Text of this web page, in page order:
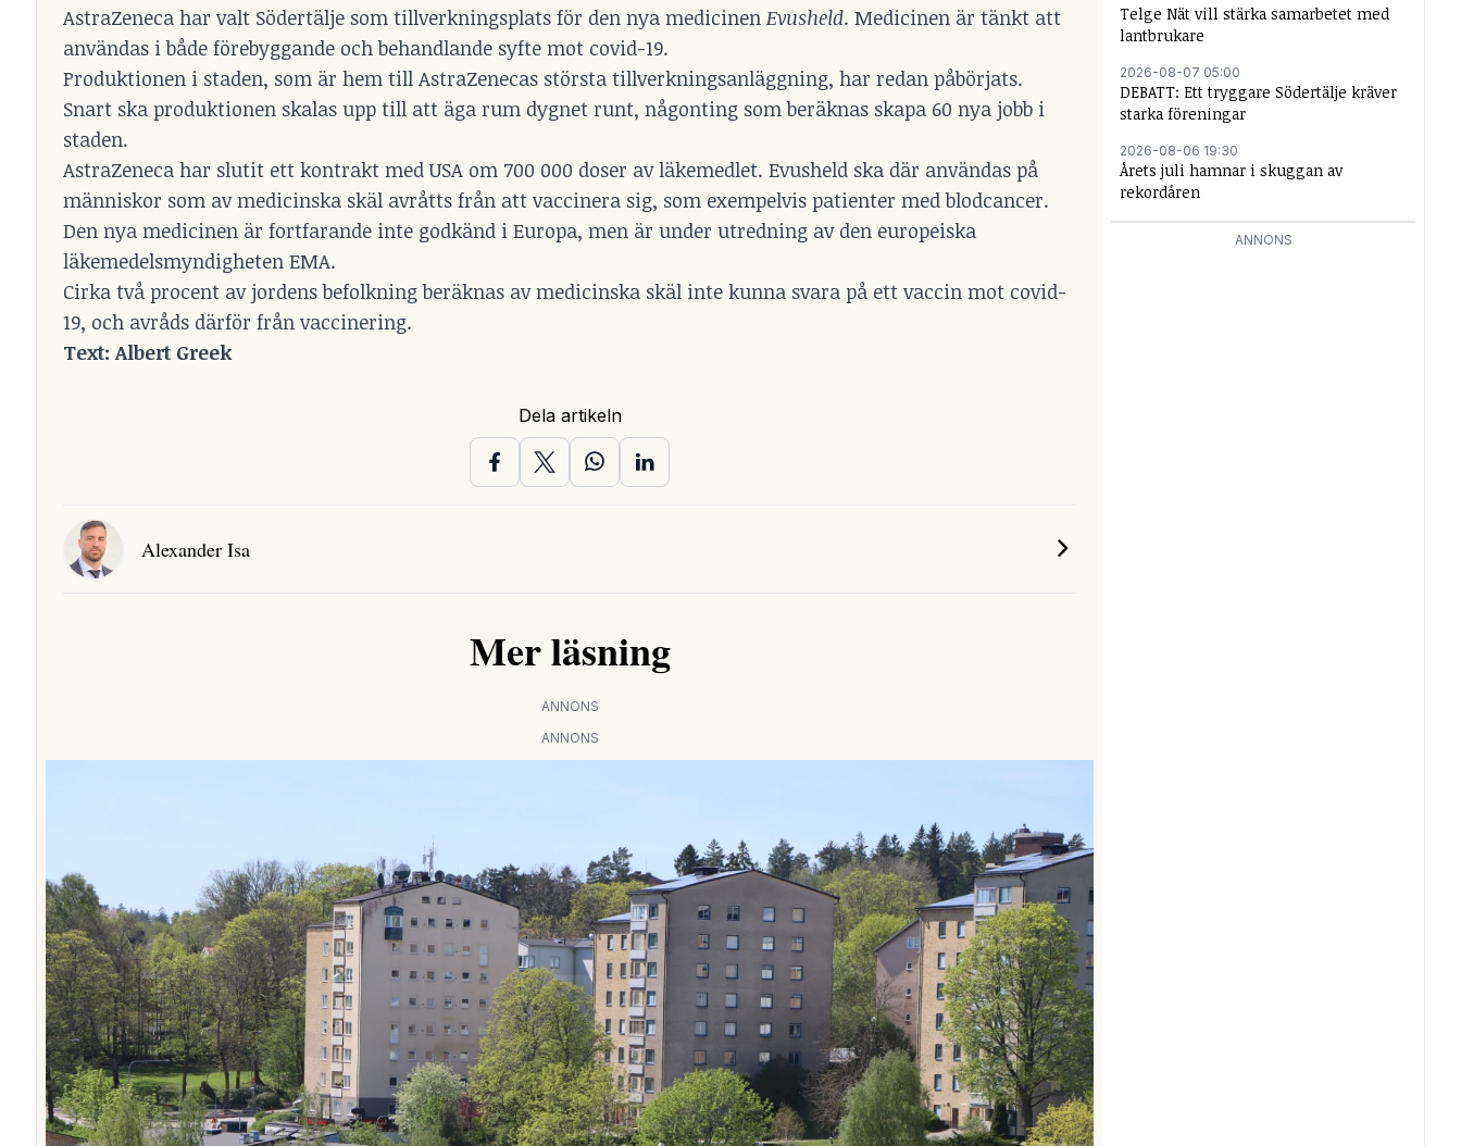
AstraZeneca har valt Södertälje som tillverkningsplats för den nya medicinen Evusheld. Medicinen är tänkt att
användas i både förebyggande och behandlande syfte mot covid-19.
Produktionen i staden, som är hem till AstraZenecas största tillverkningsanläggning, har redan påbörjats.
Snart ska produktionen skalas upp till att äga rum dygnet runt, någonting som beräknas skapa 60 nya jobb i
staden.
AstraZeneca har slutit ett kontrakt med USA om 700 000 doser av läkemedlet. Evusheld ska där användas på
människor som av medicinska skäl avråtts från att vaccinera sig, som exempelvis patienter med blodcancer.
Den nya medicinen är fortfarande inte godkänd i Europa, men är under utredning av den europeiska
läkemedelsmyndigheten EMA.
Cirka två procent av jordens befolkning beräknas av medicinska skäl inte kunna svara på ett vaccin mot covid-
19, och avråds därför från vaccinering.
Text: Albert Greek
Dela artikeln
Alexander Isa
Mer läsning
ANNONS
ANNONS
Telge Nät vill stärka samarbetet med
lantbrukare
2026-08-07 05:00
DEBATT: Ett tryggare Södertälje kräver
starka föreningar
2026-08-06 19:30
Årets juli hamnar i skuggan av
rekordåren
ANNONS